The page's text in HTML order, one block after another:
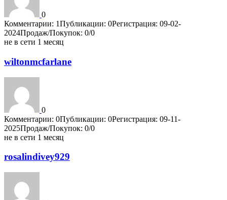
0
Комментарии: 1Публикации: 0Регистрация: 09-02-
2024Продаж/Покупок: 0/0
не в сети 1 месяц
wiltonmcfarlane
0
Комментарии: 0Публикации: 0Регистрация: 09-11-
2025Продаж/Покупок: 0/0
не в сети 1 месяц
rosalindivey929